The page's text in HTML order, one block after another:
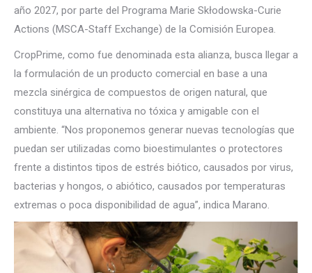
año 2027, por parte del Programa Marie Skłodowska-Curie
Actions (MSCA-Staff Exchange) de la Comisión Europea.
CropPrime, como fue denominada esta alianza, busca llegar a
la formulación de un producto comercial en base a una
mezcla sinérgica de compuestos de origen natural, que
constituya una alternativa no tóxica y amigable con el
ambiente. “Nos proponemos generar nuevas tecnologías que
puedan ser utilizadas como bioestimulantes o protectores
frente a distintos tipos de estrés biótico, causados por virus,
bacterias y hongos, o abiótico, causados por temperaturas
extremas o poca disponibilidad de agua”, indica Marano.